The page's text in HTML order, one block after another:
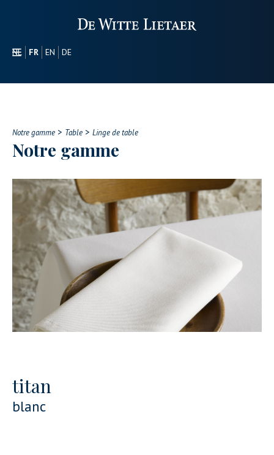
NL FR EN
DE
NOTRE GAMME
CONTACT
Notre gamme > Table > Linge de table
Notre gamme
titan
blanc